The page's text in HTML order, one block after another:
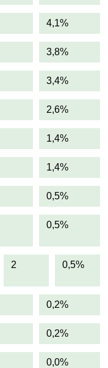
4,1%
3,8%
3,4%
2,6%
1,4%
1,4%
0,5%
0,5%
2 0,5%
0,2%
0,2%
0,0%